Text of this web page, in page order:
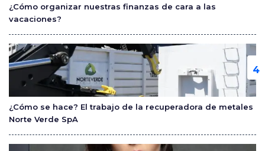
¿Cómo organizar nuestras finanzas de cara a las
vacaciones?
¿Cómo se hace? El trabajo de la recuperadora de metales
Norte Verde SpA